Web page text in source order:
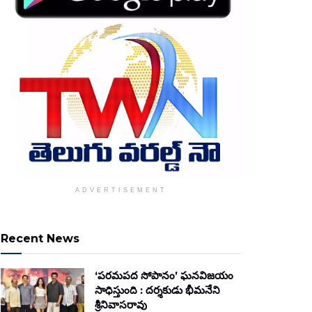
ADVERTISEMENT
Recent News
‘పరమపద సోపానం’ ఘనవిజయం
సాధిస్తుంది : దర్శకుడు భీమనేని
శ్రీనివాసరావు